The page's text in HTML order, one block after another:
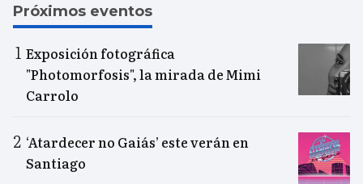
Próximos eventos
Exposición fotográfica
"Photomorfosis", la mirada de Mimi
Carrolo
‘Atardecer no Gaiás’ este verán en
Santiago